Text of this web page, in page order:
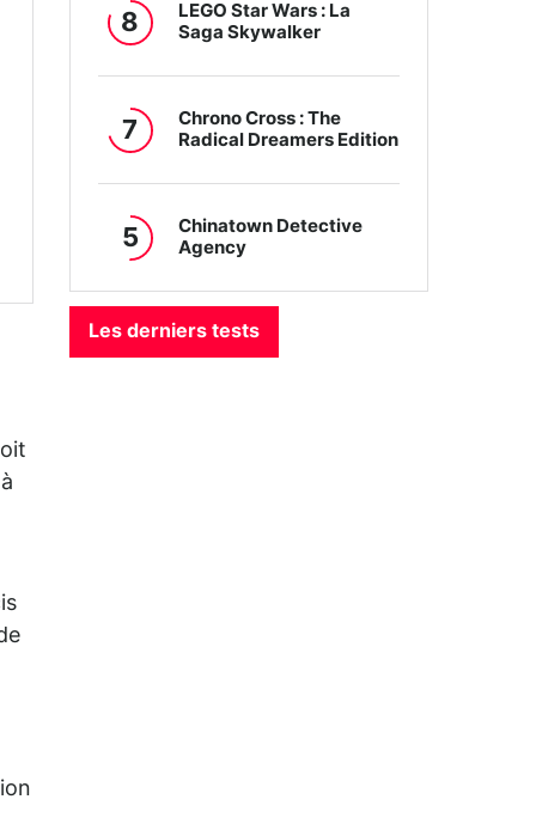
8
LEGO Star Wars : La
Saga Skywalker
7
Chrono Cross : The
Radical Dreamers Edition
5
Chinatown Detective
Agency
Les derniers tests